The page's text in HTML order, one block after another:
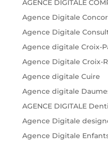
AGENCE DIGITALE
Agence Digitale
Agence Digitale
Agence digitale Croix-
Agence Digitale Croix-
Agence digitale Cuire
Agence digitale
AGENCE DIGITALE
Agence Digitale
Agence Digitale